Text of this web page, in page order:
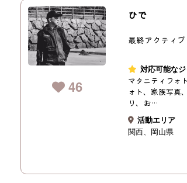
46
ひで
最終アクティ
対応可能な
マタニティフォ
ォト、家族写真
り、お…
活動エリア
関西
岡山県